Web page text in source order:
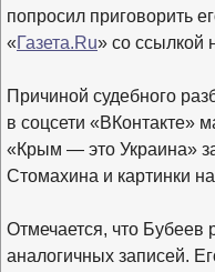
попросил приговорить
«Газета.Ru» со ссылкой
Причиной судебного
в соцсети «ВКонтакте»
«Крым — это Украина»
Стомахина и картинки
Отмечается, что Бубеев
аналогичных записей.